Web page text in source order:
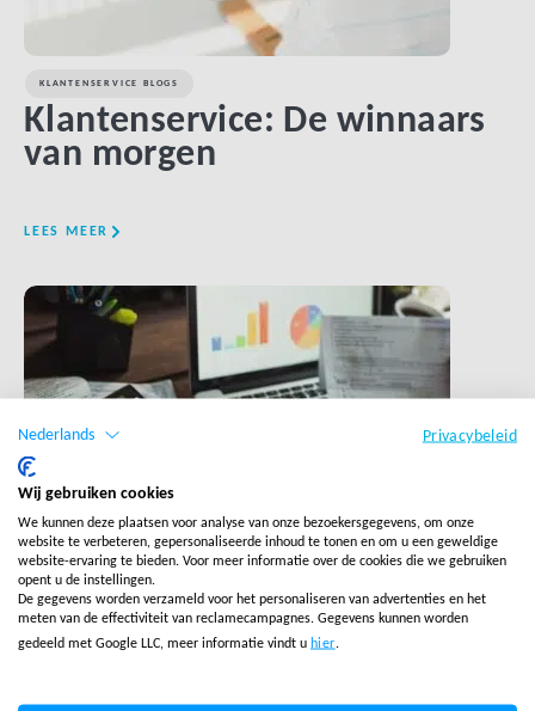
KLANTENSERVICE BLOGS
Klantenservice: De winnaars
van morgen
LEES MEER
KLANTENSERVICE BLOGS,FULFILLMENT BLOGS ,RETOUREN BLOGS
Verminder ‘verborgen kosten’
LINK BTN
Nederlands Privacybeleid
Wij gebruiken cookies
We kunnen deze plaatsen voor analyse van onze bezoekersgegevens, om onze
website te verbeteren, gepersonaliseerde inhoud te tonen en om u een geweldige
website-ervaring te bieden. Voor meer informatie over de cookies die we gebruiken
opent u de instellingen.
De gegevens worden verzameld voor het personaliseren van advertenties en het
meten van de effectiviteit van reclamecampagnes. Gegevens kunnen worden
gedeeld met Google LLC, meer informatie vindt u hier.